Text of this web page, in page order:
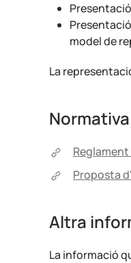
model de
La
Normativa
Proposta
Altra
La informació